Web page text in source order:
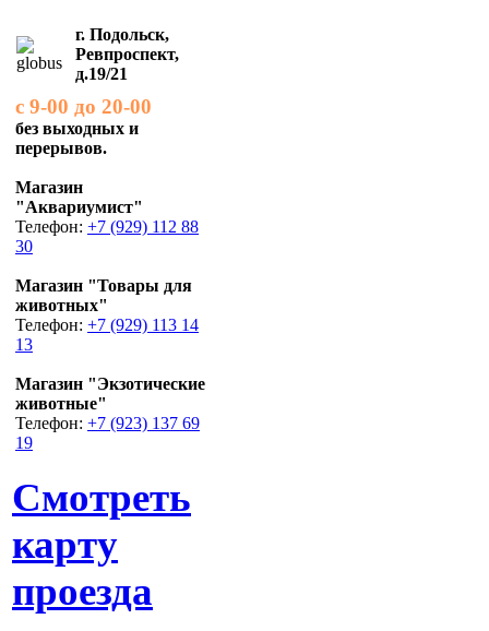
г. Подольск,
Ревпроспект,
д.19/21
с 9-00 до 20-00
без выходных и
перерывов.
Магазин
"Аквариумист"
Телефон: +7 (929) 112 88
30
Магазин "Товары для
животных"
Телефон: +7 (929) 113 14
13
Магазин "Экзотические
животные"
Телефон: +7 (923) 137 69
19
Смотреть
карту
проезда